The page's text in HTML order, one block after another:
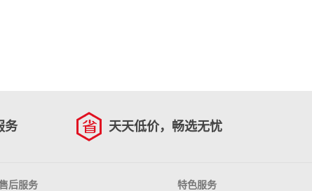
务 天天低价，畅选无忧
后服务 特色服务